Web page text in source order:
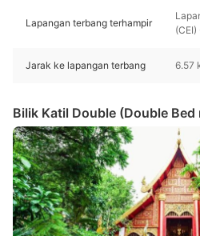
Lapangan terbang terhampir
Jarak ke lapangan terbang 6.57
Bilik Katil Double (Double Bed